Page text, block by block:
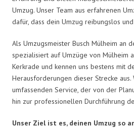
Umzug. Unser Team aus erfahrenen
dafür, dass dein Umzug reibungslos
Als Umzugsmeister Busch Mülheim an
spezialisiert auf Umzüge von Mülheim
Kerkrade und kennen uns bestens mit
Herausforderungen dieser Strecke
umfassenden Service, der von der
hin zur professionellen Durchführung
Unser Ziel ist es, deinen Umzug so